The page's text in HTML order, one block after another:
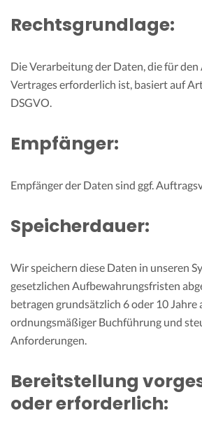
Rechtsgrundlage:
Die Verarbeitung der Daten, die für den
Vertrages erforderlich ist, basiert auf
DSGVO.
Empfänger:
Empfänger der Daten sind ggf.
Speicherdauer:
Wir speichern diese Daten in unseren
gesetzlichen Aufbewahrungsfristen
betragen grundsätzlich 6 oder 10 Jahre
ordnungsmäßiger Buchführung und
Anforderungen.
Bereitstellung
oder erforderlich: